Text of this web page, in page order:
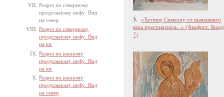
Разрез по северному
продольному нефу. Вид
на север
Разрез по северному
продольному нефу. Вид
на юг
Разрез по южному
продольному нефу. Вид
на юг
Разрез по южному
продольному нефу. Вид
на север
3. «Хотящу Симеону от нынешняго
века преставитися...» (Акафист.
7)